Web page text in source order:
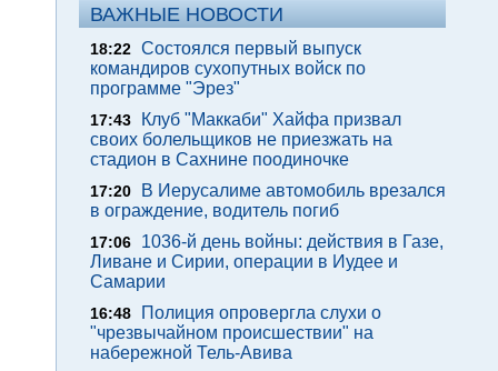
ВАЖНЫЕ НОВОСТИ
18:22 Состоялся первый выпуск
командиров сухопутных войск по
программе "Эрез"
17:43
Клуб "Маккаби" Хайфа призвал
своих болельщиков не приезжать на
стадион в Сахнине поодиночке
17:20
В Иерусалиме автомобиль врезался
в ограждение, водитель погиб
17:06
1036-й день войны: действия в Газе,
Ливане и Сирии, операции в Иудее и
Самарии
16:48
Полиция опровергла слухи о
"чрезвычайном происшествии" на
набережной Тель-Авива